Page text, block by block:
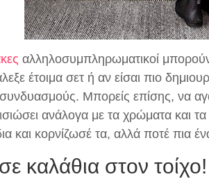
αλληλοσυμπληρωματικοί
έτοιμα σετ ή αν είσαι πιο
Μπορείς επίσης, να
ανάλογα με τα χρώματα και
και κορνίζωσέ τα, αλλά ποτέ πια
καλάθια στον τοίχο!